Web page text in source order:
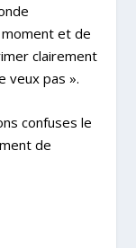
moment et de
clairement
veux pas ».
confuses le
de